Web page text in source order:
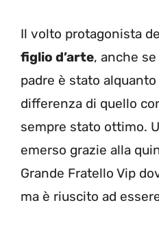
Il volto protagonista
figlio d’arte, anche
padre è stato
differenza di quello
sempre stato ottimo.
emerso grazie alla
Grande Fratello Vip
ma è riuscito ad